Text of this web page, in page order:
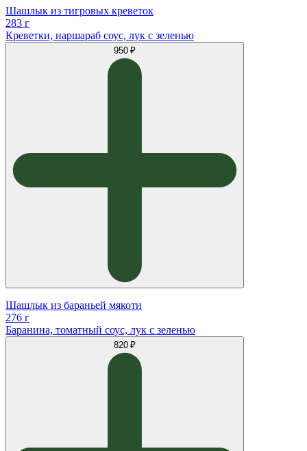
Шашлык из тигровых креветок
283 г
Креветки, наршараб соус, лук с зеленью
950 ₽
Шашлык из бараньей мякоти
276 г
Баранина, томатный соус, лук с зеленью
820 ₽